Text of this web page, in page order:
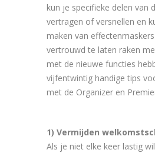
kun je specifieke delen van
vertragen of versnellen en
maken van
vertrouwd te laten raken
met de nieuwe functies
vijfentwintig handige tips
met de Organizer en
1) Vermijden
Als je niet elke keer lastig